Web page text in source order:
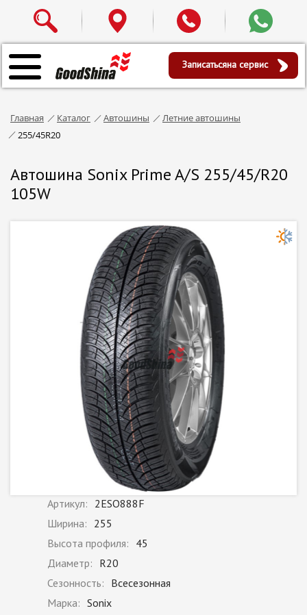
Записатьсяна сервис
Главная Каталог Автошины
Летние автошины
255/45R20
Автошина Sonix Prime A/S 255/45/R20
105W
Артикул: 2ESO888F
Ширина: 255
Высота профиля: 45
Диаметр: R20
Сезонность: Всесезонная
Марка: Sonix